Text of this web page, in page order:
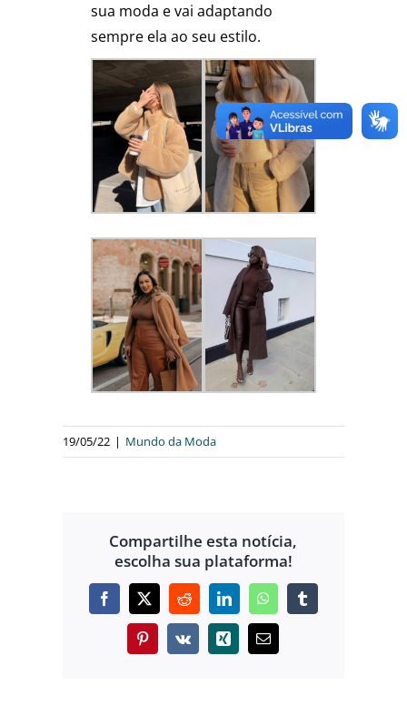
sua moda e vai adaptando
sempre ela ao seu estilo.
19/05/22 | Mundo da Moda
Compartilhe esta notícia,
escolha sua plataforma!
Facebook
X RedditLinkedInWhatsAppTumblr
Pinterest
Vk Xing
E-